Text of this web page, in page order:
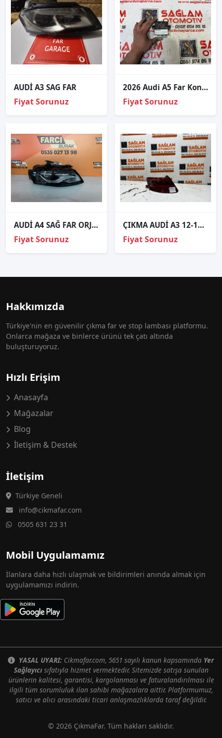
AUDİ A3 SAG FAR
Fiyat Sorunuz
2026 Audi A5 Far Kontrol Beyni 5LA008879-02 8P0907357G
Fiyat Sorunuz
AUDİ A4 SAĞ FAR ORJİNAL
Fiyat Sorunuz
ÇIKMA AUDİ A3 12-16 SOL ARKA STOP 8V4945095D
Fiyat Sorunuz
Hakkımızda
Türkiye'nin en güvenilir çıkma far ve stop lambası platformu.
Onlarca mağaza ve binlerce ürünü tek çatı altında
buluşturuyoruz.
Hızlı Erişim
Anasayfa
Mağazalar
Blog
İletişim & Destek
İletişim
Türkiye Geneli
info@cikmafar.com
0505 631 23 31
Mobil Uygulamamız
İlanlara daha hızlı ulaşmak ve bildirimleri anında almak için
uygulamamızı indirin.
YASAL UYARI: Cikmafar.com, 5651 sayılı kanun kapsamında Yer
Sağlayıcısıfatıyla hizmet vermektedir. Sitemizde satışa sunulan
ürünlerin kalitesi, garantisi, kargolanması ve faturalandırılması ile
ilgili tüm sorumluluk ilan sahibi mağazalara aittir. Platformumuz,
satıcı ve alıcı arasındaki ticari anlaşmazlıklarda taraf değildir.
© 2026 ÇıkmaFar. Tüm hakları saklıdır.